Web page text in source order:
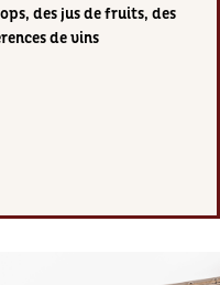
des jus de fruits, des
de vins